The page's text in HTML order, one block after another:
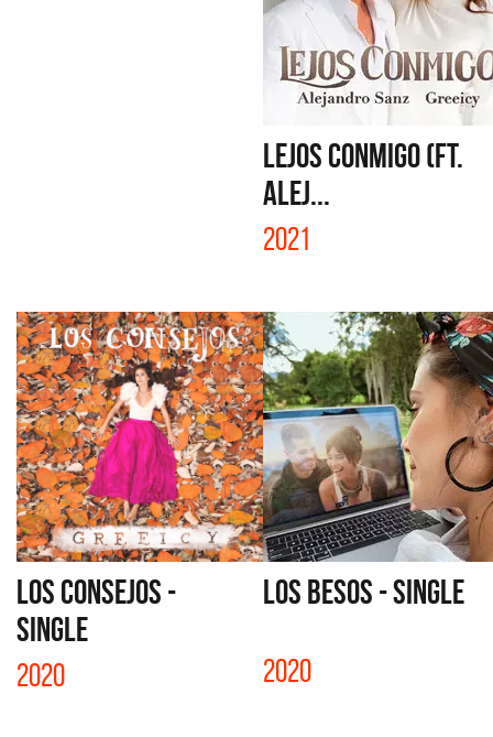
LEJOS CONMIGO (FT.
ALEJ...
2021
LOS CONSEJOS -
SINGLE
2020
LOS BESOS - SINGLE
2020